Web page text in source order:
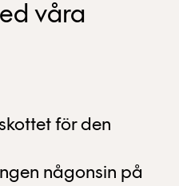
våra
för den
någonsin på